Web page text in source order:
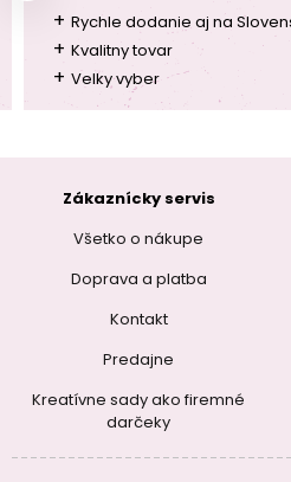
+ Rychle dodanie aj na
+ Kvalitny tovar
+ Velky vyber
Zákaznícky servis
Všetko o nákupe
Doprava a platba
Kontakt
Predajne
Kreatívne sady ako firemné
darčeky